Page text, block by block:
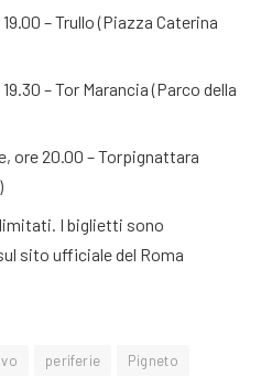
– Trullo (Piazza Caterina
– Tor Marancia (Parco della
ore 20.00 – Torpignattara
I biglietti sono
sito ufficiale del Roma
periferie
Pigneto